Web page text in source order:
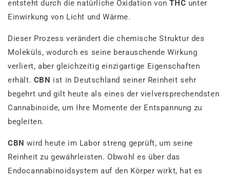
entsteht durch die natürliche Oxidation vonTHC unter
Einwirkung von Licht und Wärme.
Dieser Prozess verändert die chemische Struktur des
Moleküls, wodurch es seine berauschende Wirkung
verliert, aber gleichzeitig einzigartige Eigenschaften
erhält. CBN ist in Deutschland seiner Reinheit sehr
begehrt und gilt heute als eines der vielversprechendsten
Cannabinoide, um Ihre Momente der Entspannung zu
begleiten.
CBN wird heute im Labor streng geprüft, um seine
Reinheit zu gewährleisten. Obwohl es über das
Endocannabinoidsystem auf den Körper wirkt, hat es